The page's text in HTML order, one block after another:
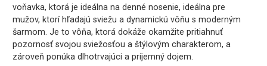
voňavka, ktorá je ideálna na denné nosenie, ideálna pre
mužov, ktorí hľadajú sviežu a dynamickú vôňu s moderným
šarmom. Je to vôňa, ktorá dokáže okamžite pritiahnuť
pozornosť svojou sviežosťou a štýlovým charakterom, a
zároveň ponúka dlhotrvajúci a príjemný dojem.